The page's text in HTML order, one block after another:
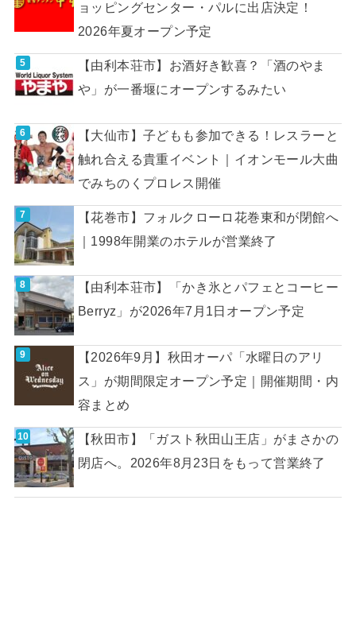
ョッピングセンター・パルに出店決定！
2026年夏オープン予定
【由利本荘市】お酒好き歓喜？「酒のやま
や」が一番堰にオープンするみたい
【大仙市】子どもも参加できる！レスラーと
触れ合える貴重イベント｜イオンモール大曲
でみちのくプロレス開催
【花巻市】フォルクローロ花巻東和が閉館へ
｜1998年開業のホテルが営業終了
【由利本荘市】「かき氷とパフェとコーヒー
Berryz」が2026年7月1日オープン予定
【2026年9月】秋田オーパ「水曜日のアリ
ス」が期間限定オープン予定｜開催期間・内
容まとめ
【秋田市】「ガスト秋田山王店」がまさかの
閉店へ。2026年8月23日をもって営業終了